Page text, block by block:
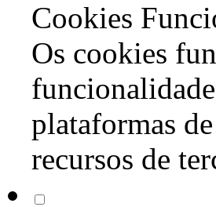
Cookies
Os cookies
plataformas
recursos de